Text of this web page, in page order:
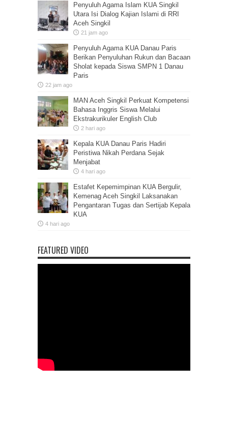
Penyuluh Agama Islam KUA Singkil
Utara Isi Dialog Kajian Islami di RRI
Aceh Singkil
21 jam ago
Penyuluh Agama KUA Danau Paris
Berikan Penyuluhan Rukun dan Bacaan
Sholat kepada Siswa SMPN 1 Danau
Paris
22 jam ago
MAN Aceh Singkil Perkuat Kompetensi
Bahasa Inggris Siswa Melalui
Ekstrakurikuler English Club
2 hari ago
Kepala KUA Danau Paris Hadiri
Peristiwa Nikah Perdana Sejak
Menjabat
4 hari ago
Estafet Kepemimpinan KUA Bergulir,
Kemenag Aceh Singkil Laksanakan
Pengantaran Tugas dan Sertijab Kepala
KUA
4 hari ago
FEATURED VIDEO